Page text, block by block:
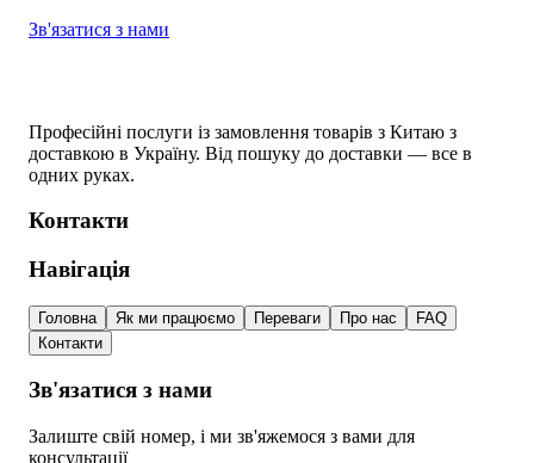
Зв'язатися з нами
Професійні послуги із замовлення товарів з Китаю з
доставкою в Україну. Від пошуку до доставки — все в
одних руках.
Контакти
Навігація
Головна Як ми працюємо Переваги Про нас
FAQ
Контакти
Зв'язатися з нами
Залиште свій номер, і ми зв'яжемося з вами для
консультації